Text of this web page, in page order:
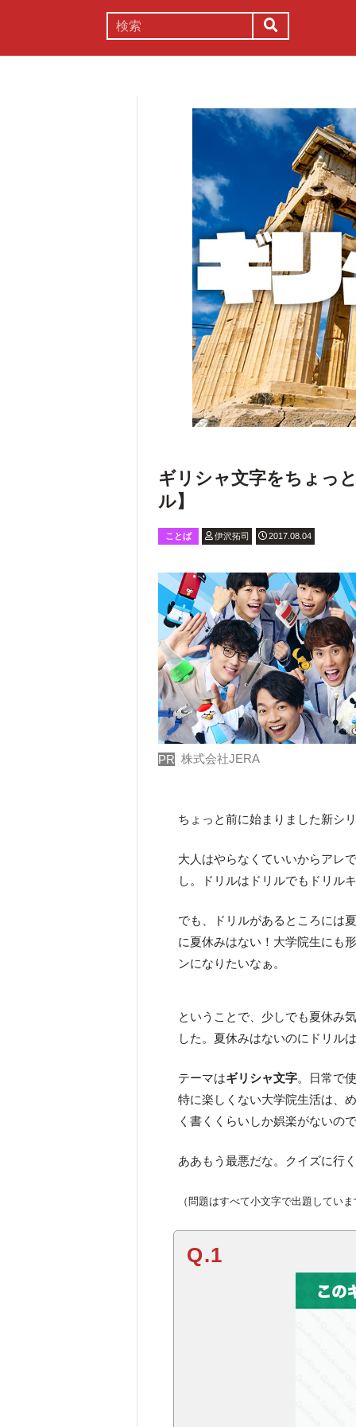
ギリシャ文字をちょっ
ル】
ことば 伊沢拓司 2017.08.04
PR 株式会社JERA
ちょっと前に始まりました新シ
大人はやらなくていいからアレ
し。ドリルはドリルでもドリル
でも、ドリルがあるところには
に夏休みはない！大学院生にも
ンになりたいなぁ。
ということで、少しでも夏休み
した。夏休みはないのにドリル
テーマはギリシャ文字。日常で
特に楽しくない大学院生活は、
く書くくらいしか娯楽がないの
ああもう最悪だな。クイズに行
（問題はすべて小文字で出題してい
Q.1